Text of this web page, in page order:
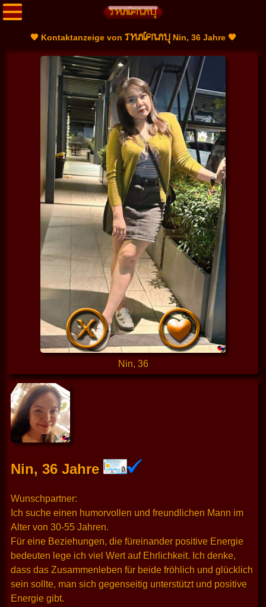
🧡 Kontaktanzeige vonTHAIFRAUNin, 36 Jahre 🧡
Nin, 36
Nin, 36 Jahre
Wunschpartner:
Ich suche einen humorvollen und freundlichen Mann im
Alter von 30-55 Jahren.
Für eine Beziehungen, die füreinander positive Energie
bedeuten lege ich viel Wert auf Ehrlichkeit. Ich denke,
dass das Zusammenleben für beide fröhlich und glücklich
sein sollte, man sich gegenseitig unterstützt und positive
Energie gibt.